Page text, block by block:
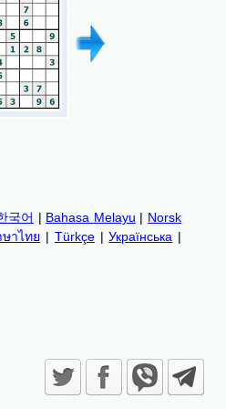
국어 | Bahasa Melayu | Norsk
าไทย | Türkçe|Українська |